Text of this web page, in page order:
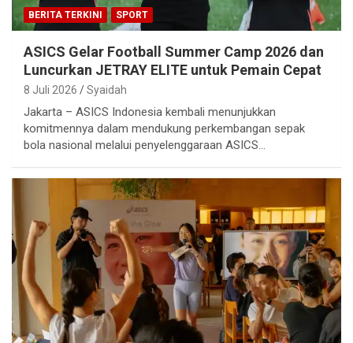
BERITA TERKINI SPORT
ASICS Gelar Football Summer Camp 2026 dan
Luncurkan JETRAY ELITE untuk Pemain Cepat
8 Juli 2026 Syaidah
Jakarta – ASICS Indonesia kembali menunjukkan
komitmennya dalam mendukung perkembangan sepak
bola nasional melalui penyelenggaraan ASICS…